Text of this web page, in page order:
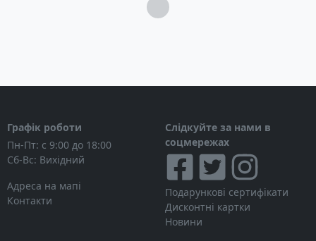
Графік роботи
Пн-Пт: с 9:00 до 18:00
Сб-Вс: Вихідний
Адреса на мапі
Контакти
Слідкуйте за нами в
соцмережах
Подарункові сертифікати
Дисконтні картки
Новини